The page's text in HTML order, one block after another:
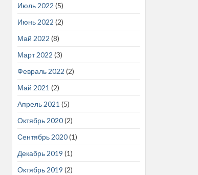
Июль 2022 (5)
Июнь 2022 (2)
Май 2022 (8)
Март 2022 (3)
Февраль 2022 (2)
Май 2021 (2)
Апрель 2021 (5)
Октябрь 2020(2)
Сентябрь 2020(1)
Декабрь 2019 (1)
Октябрь 2019 (2)